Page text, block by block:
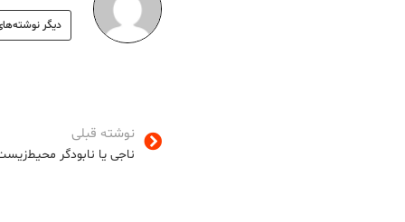
دیگر
نوشته قبلی
ناجی یا نابودگر